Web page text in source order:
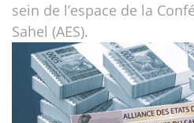
sein de l’espace de la
Sahel (AES).